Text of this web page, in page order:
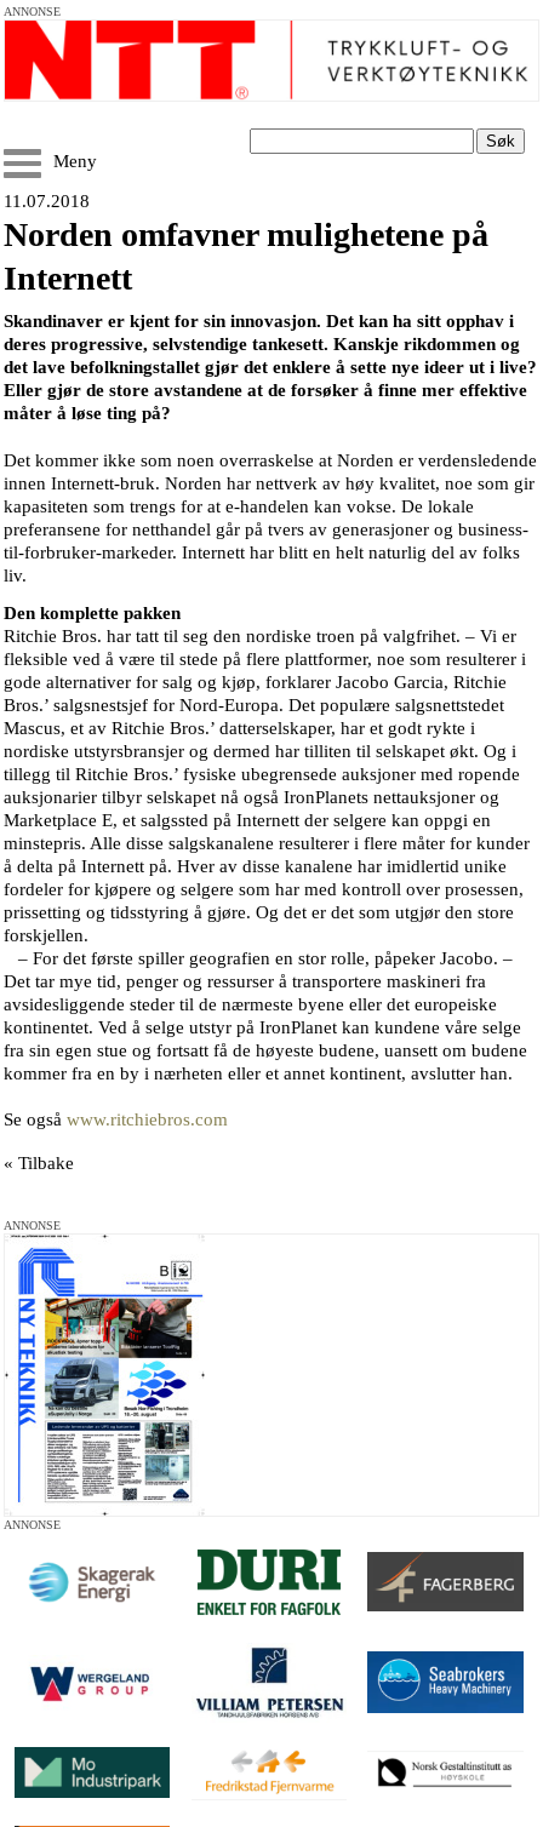
ANNONSE
Søk
Meny
11.07.2018
Norden omfavner mulighetene på
Internett
Skandinaver er kjent for sin innovasjon. Det kan ha sitt opphav i
deres progressive, selvstendige tankesett. Kanskje rikdommen og
det lave befolkningstallet gjør det enklere å sette nye ideer ut i live?
Eller gjør de store avstandene at de forsøker å finne mer effektive
måter å løse ting på?
Det kommer ikke som noen overraskelse at Norden er verdensledende
innen Internett-bruk. Norden har nettverk av høy kvalitet, noe som gir
kapasiteten som trengs for at e-handelen kan vokse. De lokale
preferansene for netthandel går på tvers av generasjoner og business-
til-forbruker-markeder. Internett har blitt en helt naturlig del av folks
liv.
Den komplette pakken
Ritchie Bros. har tatt til seg den nordiske troen på valgfrihet. – Vi er
fleksible ved å være til stede på flere plattformer, noe som resulterer i
gode alternativer for salg og kjøp, forklarer Jacobo Garcia, Ritchie
Bros.’ salgsnestsjef for Nord-Europa. Det populære salgsnettstedet
Mascus, et av Ritchie Bros.’ datterselskaper, har et godt rykte i
nordiske utstyrsbransjer og dermed har tilliten til selskapet økt. Og i
tillegg til Ritchie Bros.’ fysiske ubegrensede auksjoner med ropende
auksjonarier tilbyr selskapet nå også IronPlanets nettauksjoner og
Marketplace E, et salgssted på Internett der selgere kan oppgi en
minstepris. Alle disse salgskanalene resulterer i flere måter for kunder
å delta på Internett på. Hver av disse kanalene har imidlertid unike
fordeler for kjøpere og selgere som har med kontroll over prosessen,
prissetting og tidsstyring å gjøre. Og det er det som utgjør den store
forskjellen.
– For det første spiller geografien en stor rolle, påpeker Jacobo. –
Det tar mye tid, penger og ressurser å transportere maskineri fra
avsidesliggende steder til de nærmeste byene eller det europeiske
kontinentet. Ved å selge utstyr på IronPlanet kan kundene våre selge
fra sin egen stue og fortsatt få de høyeste budene, uansett om budene
kommer fra en by i nærheten eller et annet kontinent, avslutter han.
Se også www.ritchiebros.com
« Tilbake
ANNONSE
ANNONSE